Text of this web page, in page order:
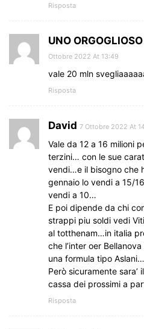
Risposta
UNO
Ottobre 2022 At 13:49
vale 20 mln
Risposta
David 7 Ottobre 2022 At
Vale da 12 a 16 milioni
terzini… con le sue
vendi…e il bisogno che
gennaio lo vendi a 15/
vendi a 10…
E poi dipende da chi
strappi piu soldi vedi
al totthenam…in italia
che l’inter oer
una formula tipo Aslani…
Però sicuramente
cassa dei prossimi a
Risposta